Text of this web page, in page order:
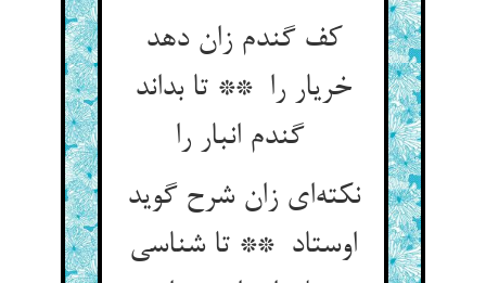
کف گندم زان دهد
خریار را ** تا بداند
گندم انبار را
نکته‌ای زان شرح گوید
اوستاد ** تا شناسی